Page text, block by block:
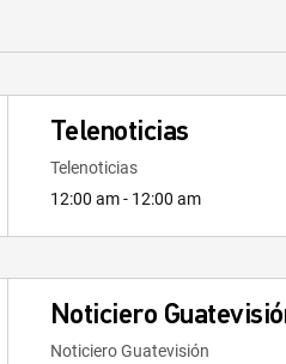
Telenoticias
Telenoticias
12:00 am - 12:00 am
Noticiero
Noticiero Guatevisión